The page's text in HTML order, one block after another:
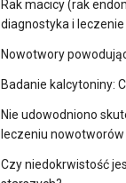
Rak macicy (rak
diagnostyka i leczenie
Nowotwory
Badanie kalcytoniny:
Nie udowodniono
leczeniu nowotworów
Czy niedokrwistość